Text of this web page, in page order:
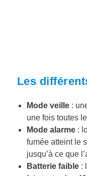
Les
Mode veille:
une fois toutes
Mode alarme:
fumée atteint le
jusqu’à ce que
Batterie faible: